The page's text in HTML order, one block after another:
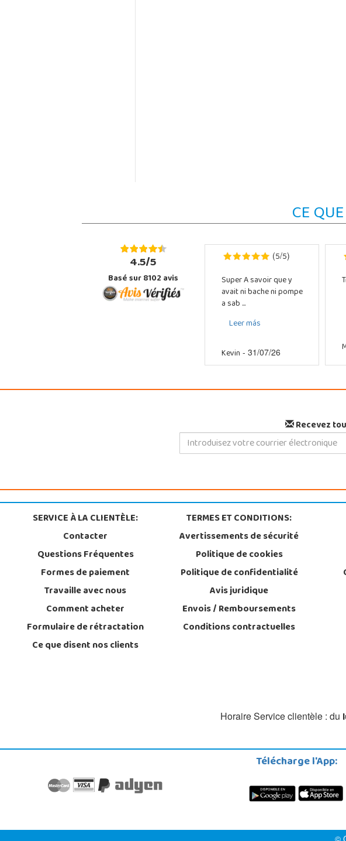
CE
4.5/5
Basé sur 8102 avis
(5/5)
Super A savoir que y
avait ni bache ni pompe
a sab ...
Leer más
Kevin - 31/07/26
Recevez
SERVICE À LA CLIENTÈLE:
Contacter
Questions Fréquentes
Formes de paiement
Travaille avec nous
Comment acheter
Formulaire de rétractation
Ce que disent nos clients
TERMES ET CONDITIONS:
Avertissements de sécurité
Politique de cookies
Politique de confidentialité
Avis juridique
Envois / Remboursements
Conditions contractuelles
Horaire Service clientèle : du
Télécharge l'App:
©